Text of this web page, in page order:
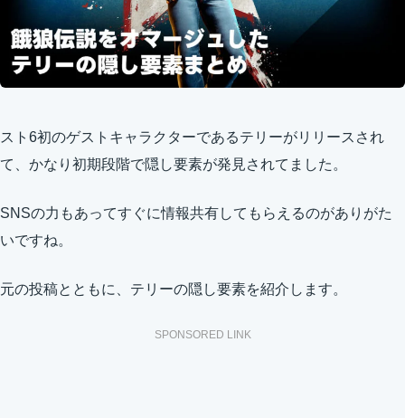
スト6初のゲストキャラクターであるテリーがリリースされ
て、かなり初期段階で隠し要素が発見されてました。
SNSの力もあってすぐに情報共有してもらえるのがありがた
いですね。
元の投稿とともに、テリーの隠し要素を紹介します。
SPONSORED LINK